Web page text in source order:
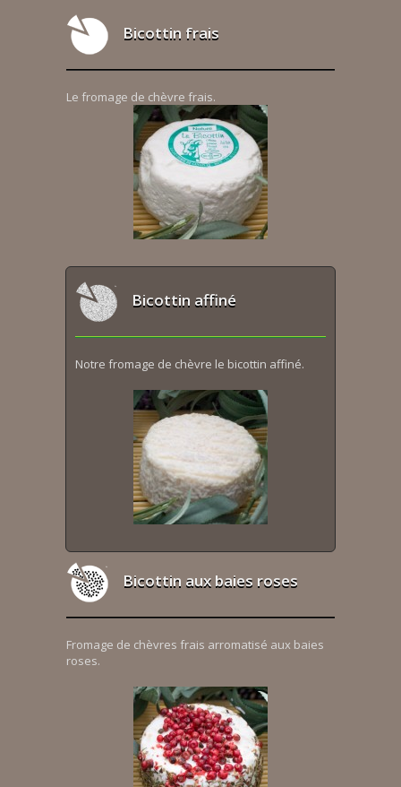
Bicottin frais
Le fromage de chèvre frais.
Bicottin affiné
Notre fromage de chèvre le bicottin affiné.
Bicottin aux baies roses
Fromage de chèvres frais arromatisé aux baies
roses.